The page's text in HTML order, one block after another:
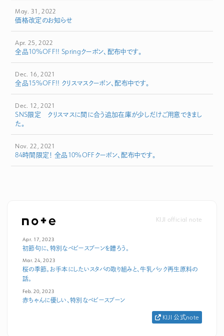
May. 31, 2022
価格改定のお知らせ
Apr. 25, 2022
全品10%OFF!! Springクーポン、配布中です。
Dec. 16, 2021
全品15%OFF!! クリスマスクーポン、配布中です。
Dec. 12, 2021
SNS限定 クリスマスに間に合う追加在庫が少しだけご用意できまし
た。
Nov. 22, 2021
84時間限定！ 全品10%OFFクーポン、配布中です。
KIJI official note
Apr. 17, 2023
初節句に、特別なベビースプーンを贈ろう。
Mar. 24, 2023
桜の季節。お手本にしたいスタバの取り組みと、牛乳パック再生原料の
話。
Feb. 20, 2023
赤ちゃんに優しい、特別なベビースプーン
KIJI 公式note